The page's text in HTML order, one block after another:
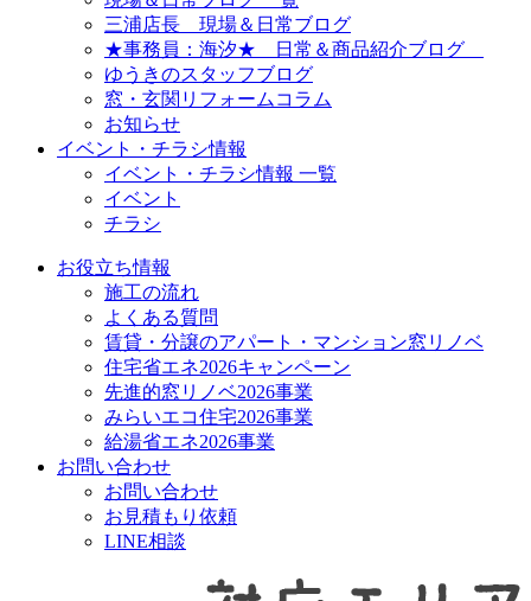
三浦店長 現場＆日常ブログ
★事務員：海汐★ 日常＆商品紹介ブログ
ゆうきのスタッフブログ
窓・玄関リフォームコラム
お知らせ
イベント・チラシ情報
イベント・チラシ情報 一覧
イベント
チラシ
お役立ち情報
施工の流れ
よくある質問
賃貸・分譲のアパート・マンション窓リノベ
住宅省エネ2026キャンペーン
先進的窓リノベ2026事業
みらいエコ住宅2026事業
給湯省エネ2026事業
お問い合わせ
お問い合わせ
お見積もり依頼
LINE相談